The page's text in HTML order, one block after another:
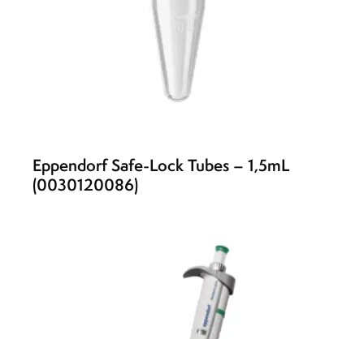
Eppendorf Safe-Lock Tubes – 1,5mL
(0030120086)